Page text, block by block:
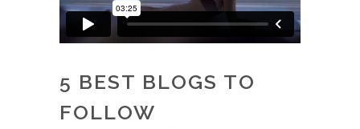
5 BEST BLOGS TO
FOLLOW